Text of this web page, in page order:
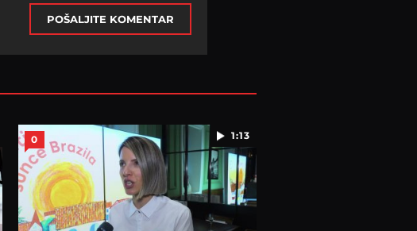
POŠALJITE KOMENTAR
1:13
0